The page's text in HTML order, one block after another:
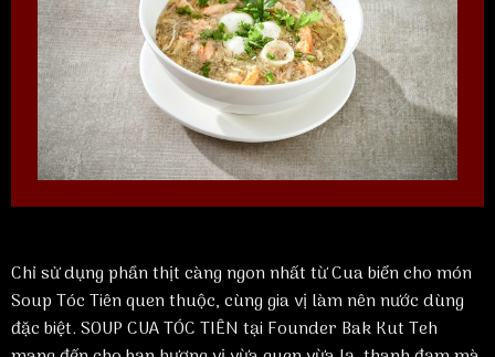
Chỉ sử dụng phần thịt càng ngon nhất từ Cua biển cho món
Soup Tóc Tiên quen thuộc, cùng gia vị làm nên nước dùng
đặc biệt. SOUP CUA TÓC TIÊN tại Founder Bak Kut Teh